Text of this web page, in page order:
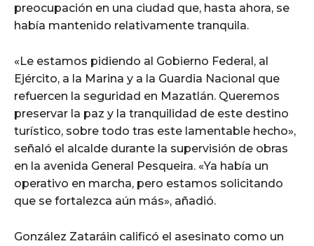
preocupación en una ciudad que, hasta ahora, se
había mantenido relativamente tranquila.
«Le estamos pidiendo al Gobierno Federal, al
Ejército, a la Marina y a la Guardia Nacional que
refuercen la seguridad en Mazatlán. Queremos
preservar la paz y la tranquilidad de este destino
turístico, sobre todo tras este lamentable hecho»,
señaló el alcalde durante la supervisión de obras
en la avenida General Pesqueira. «Ya había un
operativo en marcha, pero estamos solicitando
que se fortalezca aún más», añadió.
González Zataráin calificó el asesinato como un